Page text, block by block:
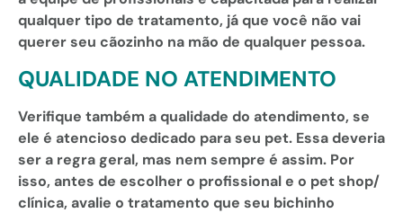
qualquer tipo de tratamento, já que você não vai
querer seu cãozinho na mão de qualquer pessoa.
QUALIDADE NO ATENDIMENTO
Verifique também a qualidade do atendimento, se
ele é atencioso dedicado para seu pet. Essa deveria
ser a regra geral, mas nem sempre é assim. Por
isso, antes de escolher o profissional e o pet shop/
clínica, avalie o tratamento que seu bichinho